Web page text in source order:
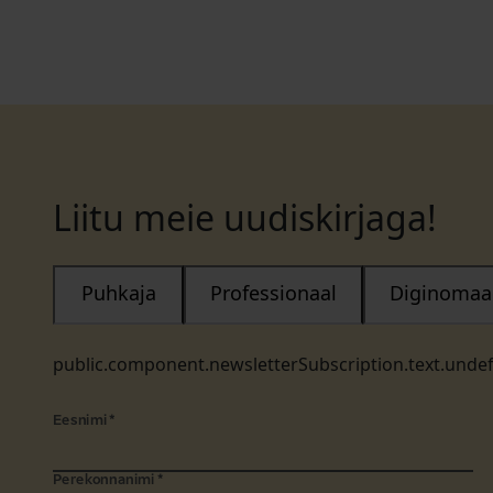
Liitu meie uudiskirjaga!
Puhkaja Professionaal
Eesnimi *
Perekonnanimi *